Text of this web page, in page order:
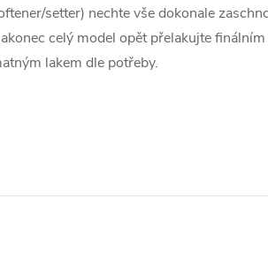
setter) nechte vše dokonale
celý model opět přelakujte
lakem dle potřeby.